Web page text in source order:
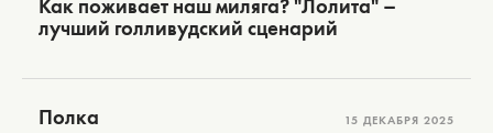
Как поживает наш миляга? "Лолита" –
лучший голливудский сценарий
Полка 15 ДЕКАБРЯ 2025